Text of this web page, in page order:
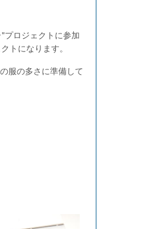
ロジェクトに参加
トになります。
服の多さに準備して